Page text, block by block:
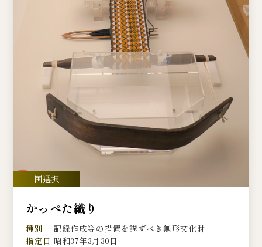
かっぺた織り
種別
記録作成等の措置を講ずべき無形文化財
指定日 昭和37年3月30日